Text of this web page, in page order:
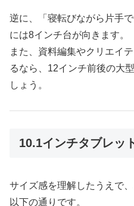
逆に、「寝転びながら片手
には8インチ台が向きます。
また、資料編集やクリエイ
るなら、12インチ前後の大
しょう。
10.1インチタブレッ
サイズ感を理解したうえで
以下の通りです。